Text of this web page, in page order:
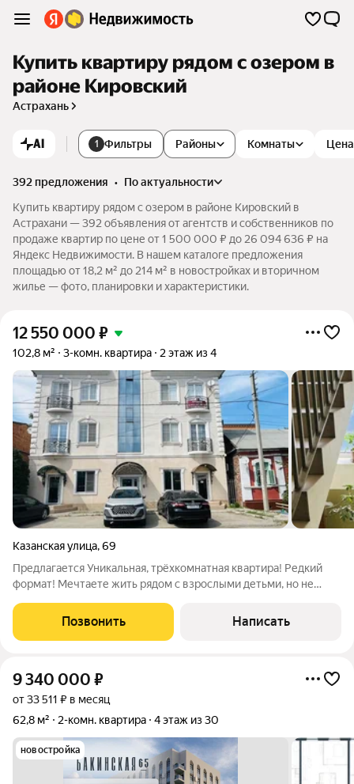
Купить квартиру рядом с озером в
районе Кировский
Астрахань
AI 1 Фильтры Комнаты Цена
Районы
392 предложения •
по актуальности
Купить квартиру рядом с озером в районе Кировский в
Астрахани — 392 объявления от агентств и собственников по
продаже квартир по цене от 1 500 000 ₽ до 26 094 636 ₽ на
Яндекс Недвижимости. В нашем каталоге предложения
площадью от 18,2 м² до 214 м² в новостройках и вторичном
жилье — фото, планировки и характеристики.
12 550 000 ₽
102,8 м² 3-комн. квартира 2 этаж из 4
Казанская улица,69
Предлагается Уникальная, трёхкомнатная квартира! Редкий
формат! Мечтаете жить рядом с взрослыми детьми, но не
при этом сохранялось личное пространство? Это решение
идеально для Вас!
Позвонить Написать
9 340 000 ₽
от 33 511 ₽ в месяц
62,8 м²
2-комн. квартира 4 этаж из 30
новостройка